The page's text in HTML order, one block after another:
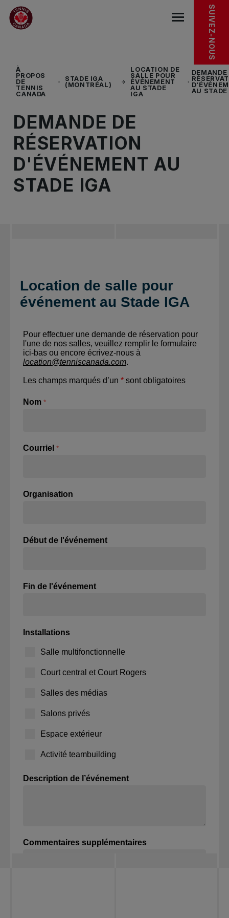
Sauter au menu principal
Sauter au contenu principal
Sauter au pied de page SUIVEZ-NOUS
À
PROPOS
DE
TENNIS
CANADA
STADE IGA
(MONTRÉAL)
LOCATION DE
SALLE POUR
ÉVÉNEMENT
AU STADE
IGA
DEMANDE
AU STADE
DEMANDE DE
RÉSERVATION
D'ÉVÉNEMENT AU
STADE IGA